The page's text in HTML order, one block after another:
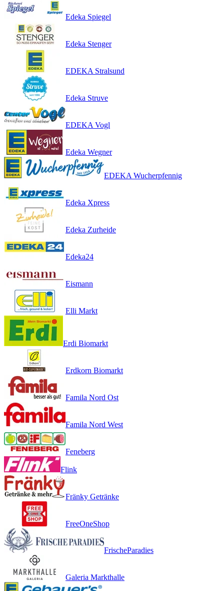
Edeka Spiegel
Edeka Stenger
EDEKA Stralsund
Edeka Struve
EDEKA Vogl
Edeka Wegner
EDEKA Wucherpfennig
Edeka Xpress
Edeka Zurheide
Edeka24
Eismann
Elli Markt
Erdi Biomarkt
Erdkorn Biomarkt
Famila Nord Ost
Famila Nord West
Feneberg
Flink
Fränky Getränke
FreeOneShop
FrischeParadies
Galeria Markthalle